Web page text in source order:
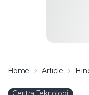
Home Article
Ceritra Teknologi